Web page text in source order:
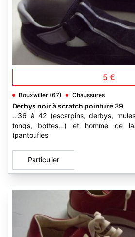
5 €
Bouxwiller (67) Chaussures
Derbys noir à scratch pointure 39
...36 à 42 (escarpins, derbys,
tongs, bottes…) et homme de
(pantoufles
Particulier